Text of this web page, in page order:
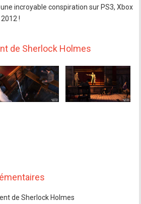
incroyable conspiration sur PS3, Xbox
!
de Sherlock Holmes
de Sherlock Holmes